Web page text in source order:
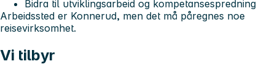
Bidra til utviklingsarbeid og kompetansespredning
Arbeidssted er Konnerud, men det må påregnes noe
reisevirksomhet.
Vi tilbyr